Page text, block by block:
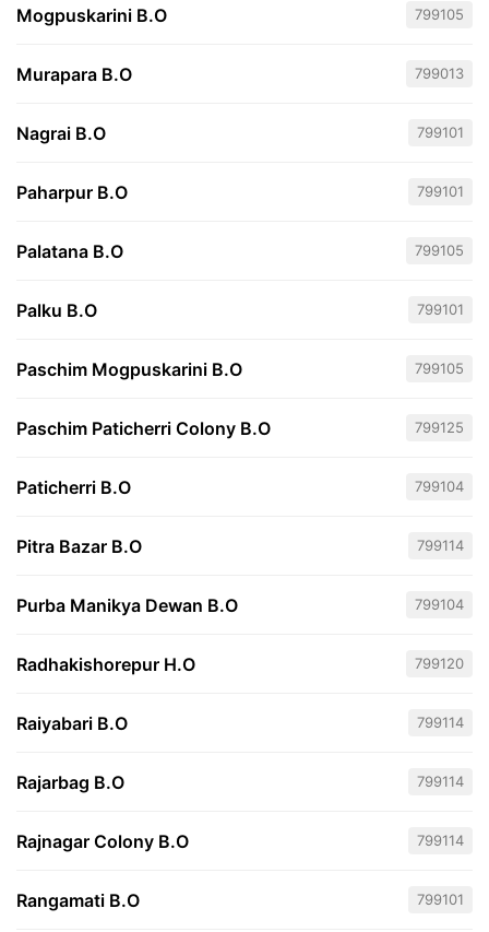
Mogpuskarini B.O 799105
Murapara B.O 799013
Nagrai B.O 799101
Paharpur B.O 799101
Palatana B.O 799105
Palku B.O 799101
Paschim Mogpuskarini B.O 799105
Paschim Paticherri Colony B.O 799125
Paticherri B.O 799104
Pitra Bazar B.O 799114
Purba Manikya Dewan B.O 799104
Radhakishorepur H.O 799120
Raiyabari B.O 799114
Rajarbag B.O 799114
Rajnagar Colony B.O 799114
Rangamati B.O 799101